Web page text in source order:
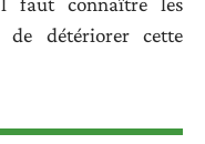
de détériorer cette